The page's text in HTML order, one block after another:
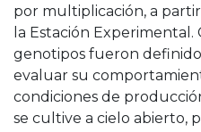
por multiplicación, a
la Estación
genotipos fueron
evaluar su
condiciones de
se cultive a cielo abierto,